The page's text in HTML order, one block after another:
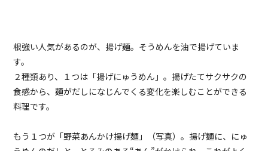
根強い人気があるのが、揚げ麺。そうめんを油で揚げていま
す。
２種類あり、１つは「揚げにゅうめん」。揚げたてサクサクの
食感から、麺がだしになじんでくる変化を楽しむことができる
料理です。
もう１つが「野菜あんかけ揚げ麺」（写真）。揚げ麺に、にゅ